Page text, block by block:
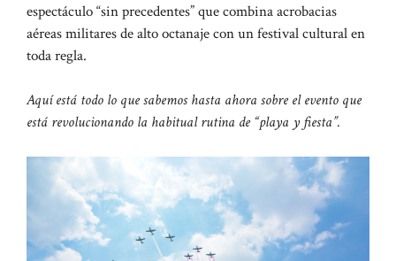
espectáculo “sin precedentes” que combina acrobacias
aéreas militares de alto octanaje con un festival cultural en
toda regla.
Aquí está todo lo que sabemos hasta ahora sobre el evento que
está revolucionando la habitual rutina de “playa y fiesta”.